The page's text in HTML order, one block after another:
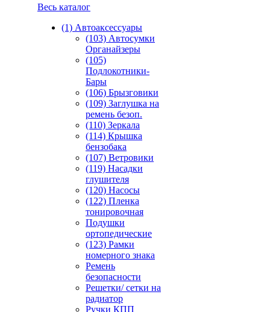
Весь каталог
(1) Автоаксессуары
(103) Автосумки
Органайзеры
(105)
Подлокотники-
Бары
(106) Брызговики
(109) Заглушка на
ремень безоп.
(110) Зеркала
(114) Крышка
бензобака
(107) Ветровики
(119) Насадки
глушителя
(120) Насосы
(122) Пленка
тонировочная
Подушки
ортопедические
(123) Рамки
номерного знака
Ремень
безопасности
Решетки/ сетки на
радиатор
Ручки КПП